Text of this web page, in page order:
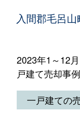
入間郡毛呂
2023年1～12
戸建て売却事例
一戸建ての